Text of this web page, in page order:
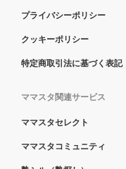
プライバシーポリシー
クッキーポリシー
特定商取引法に基づく表記
ママスタ関連サービス
ママスタセレクト
ママスタコミュニティ